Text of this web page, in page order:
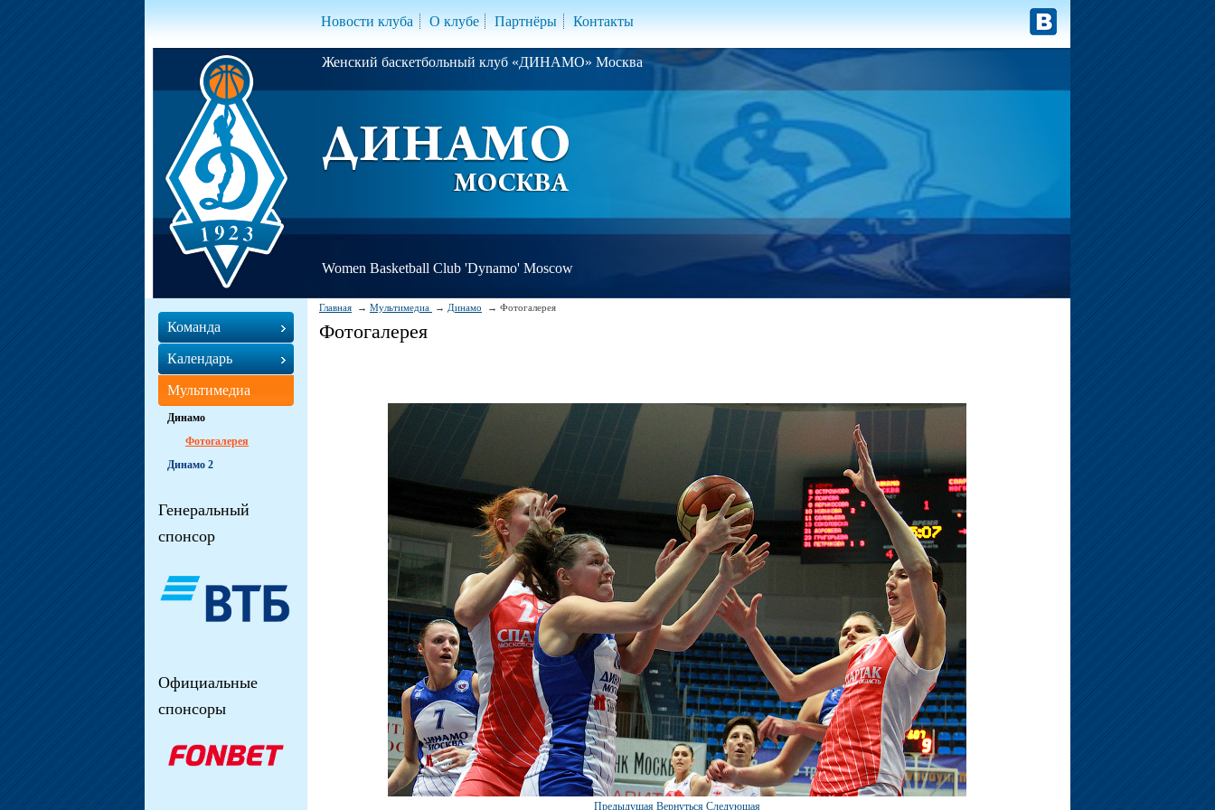
Новости клуба О клубе Партнёры Контакты
Женский баскетбольный клуб «ДИНАМО» Москва
Women Basketball Club 'Dynamo' Moscow
Главная Мультимедиа Динамо Фотогалерея
Фотогалерея
Предыдущая Вернуться Следующая
Команда
Календарь
Мультимедиа
Динамо
Фотогалерея
Динамо 2
Генеральный
спонсор
Официальные
спонсоры